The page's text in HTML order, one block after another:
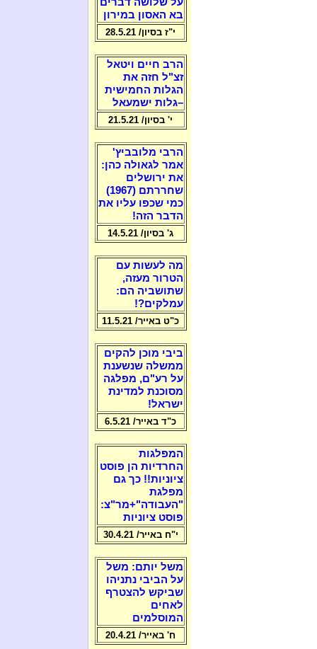
בא האסון במירון
י"ז בסיון/ 28.5.21
הרב חיים ויטאל
זצ"ל חזה את
הגלות החמישית
–גלות ישמעאל
י' בסיון/ 21.5.21
הרבי מלובביץ'
אמר לגאולה כהן:
את ירושלים
שחררתם (1967)
כמי שכפו עליו את
הדבר הזה!
ג' בסיון/ 14.5.21
מה לעשות עם
הטרור מעזה,
שתושביה הם:
עמלקים?!
כ"ט באייר/ 11.5.21
ביבי מוכן להקים
ממשלה שנשענת
על רע"ם, מפלגה
מסוכנת למדינת
ישראל!
כ"ד באייר/ 6.5.21
המפלגות
החרדיות הן פוסט
ציוניות!! כך גם
מפלגת
"העבודה"+מר"צ:
פוסט ציוניות
י"ח באייר/ 30.4.21
משל יותם: משל
על הביבי נתניהו
שביקש להצטרף
לאחים
המוסלמים
ח' באייר/ 20.4.21